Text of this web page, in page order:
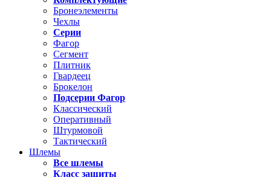
Бронеэлементы
Чехлы
Серии
Фагор
Сегмент
Плитник
Гвардеец
Брокелон
Подсерии Фагор
Классический
Оперативный
Штурмовой
Тактический
Шлемы
Все шлемы
Класс защиты